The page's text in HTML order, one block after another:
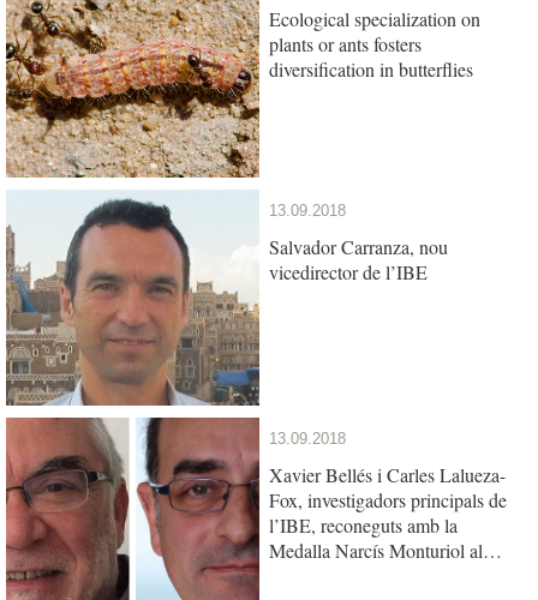
Ecological specialization on
plants or ants fosters
diversification in butterflies
13.09.2018
Salvador Carranza, nou
vicedirector de l’IBE
13.09.2018
Xavier Bellés i Carles Lalueza-
Fox, investigadors principals de
l’IBE, reconeguts amb la
Medalla Narcís Monturiol al